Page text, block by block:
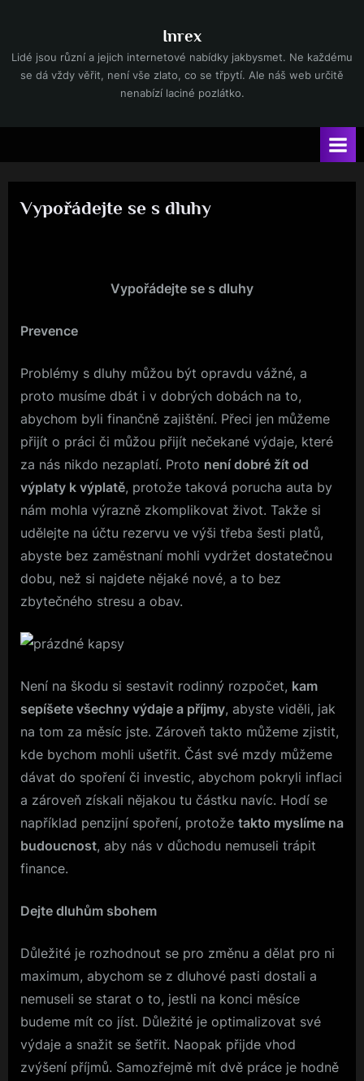
content
Inrex
Lidé jsou různí a jejich internetové nabídky jakbysmet. Ne každému
se dá vždy věřit, není vše zlato, co se třpytí. Ale náš web určitě
nenabízí laciné pozlátko.
Vypořádejte se s dluhy
Vypořádejte se s dluhy
Prevence
Problémy s dluhy můžou být opravdu vážné, a
proto musíme dbát i v dobrých dobách na to,
abychom byli finančně zajištění. Přeci jen můžeme
přijít o práci či můžou přijít nečekané výdaje, které
za nás nikdo nezaplatí. Proto není dobré žít od
výplaty k výplatě, protože taková porucha auta by
nám mohla výrazně zkomplikovat život. Takže si
udělejte na účtu rezervu ve výši třeba šesti platů,
abyste bez zaměstnaní mohli vydržet dostatečnou
dobu, než si najdete nějaké nové, a to bez
zbytečného stresu a obav.
Není na škodu si sestavit rodinný rozpočet, kam
sepíšete všechny výdaje a příjmy, abyste viděli, jak
na tom za měsíc jste. Zároveň takto můžeme zjistit,
kde bychom mohli ušetřit. Část své mzdy můžeme
dávat do spoření či investic, abychom pokryli inflaci
a zároveň získali nějakou tu částku navíc. Hodí se
například penzijní spoření, protože takto myslíme na
budoucnost, aby nás v důchodu nemuseli trápit
finance.
Dejte dluhům sbohem
Důležité je rozhodnout se pro změnu a dělat pro ni
maximum, abychom se z dluhové pasti dostali a
nemuseli se starat o to, jestli na konci měsíce
budeme mít co jíst. Důležité je optimalizovat své
výdaje a snažit se šetřit. Naopak přijde vhod
zvýšení příjmů. Samozřejmě mít dvě práce je hodně